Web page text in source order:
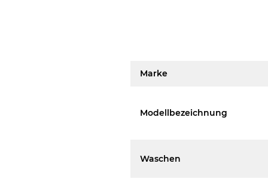
Marke
Modellbezeichnung
Waschen